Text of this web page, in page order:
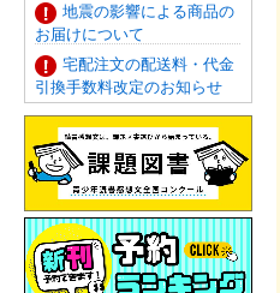
地震の影響による商品の
お届けについて
宅配注文の配送料・代金
引換手数料改定のお知らせ